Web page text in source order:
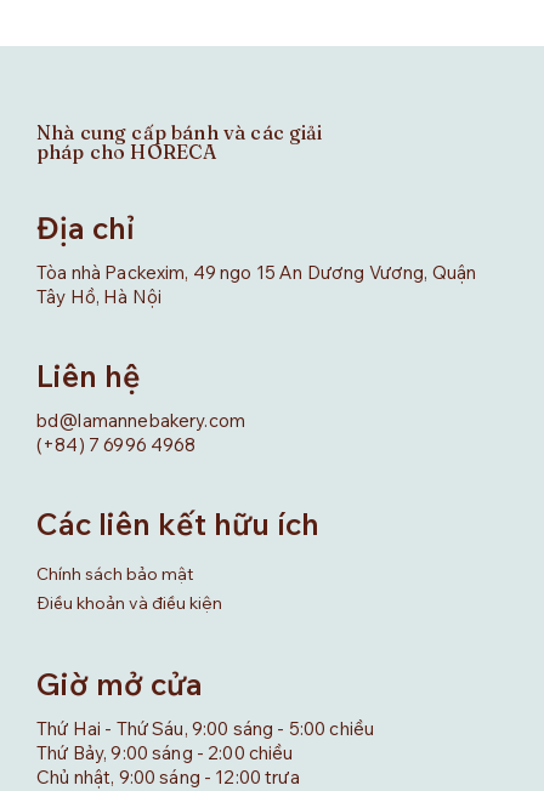
Nhà cung cấp bánh và các giải
pháp cho HORECA
Địa chỉ
Tòa nhà Packexim, 49 ngo 15 An Dương Vương, Quận
Tây Hồ, Hà Nội
Liên hệ
bd@lamannebakery.com
(+84) 7 6996 4968
Giờ mở cửa
Thứ Hai - Thứ Sáu, 9:00 sáng - 5:00 chiều
Thứ Bảy, 9:00 sáng - 2:00 chiều
Chủ nhật, 9:00 sáng - 12:00 trưa
Các liên kết hữu ích
Chính sách bảo mật
Điều khoản và điều kiện